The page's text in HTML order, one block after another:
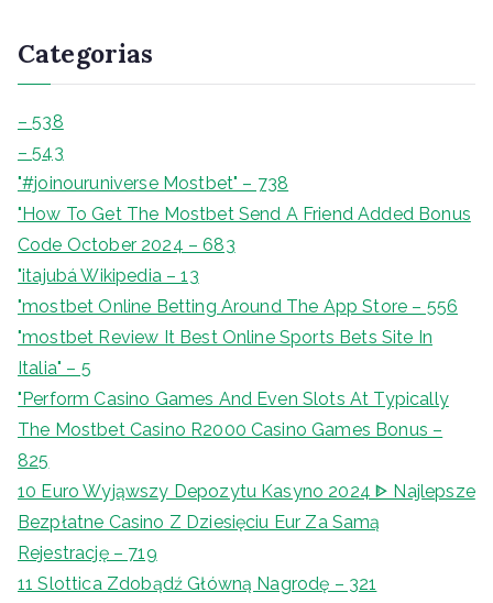
Categorias
– 538
– 543
"#joinouruniverse Mostbet" – 738
"How To Get The Mostbet Send A Friend Added Bonus
Code October 2024 – 683
"itajubá Wikipedia – 13
"‎mostbet Online Betting Around The App Store – 556
"mostbet Review It Best Online Sports Bets Site In
Italia" – 5
"Perform Casino Games And Even Slots At Typically
The Mostbet Casino R2000 Casino Games Bonus –
825
10 Euro Wyjąwszy Depozytu Kasyno 2024 ᐈ Najlepsze
Bezpłatne Casino Z Dziesięciu Eur Za Samą
Rejestrację – 719
11 Slottica Zdobądź Główną Nagrodę – 321